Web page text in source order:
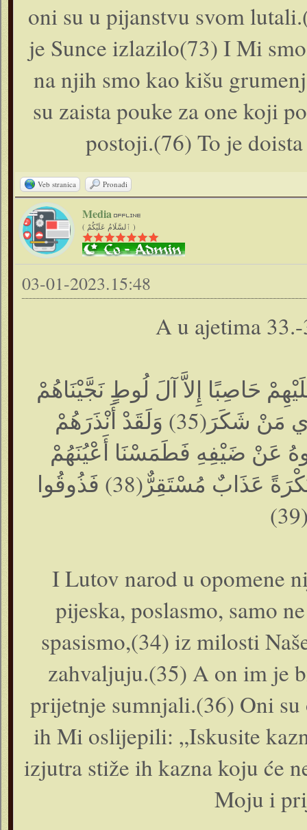
oni su u pijanstvu svom
je Sunce izlazilo(73) I Mi
na njih smo kao kišu
su zaista pouke za one koji
postoji.(76) To je
Veb stranica Pronađi
Media
( ٱلسَّلَامُ عَلَيْكُمْ )
03-01-2023.15:48
A u ajetima
إِنَّا أَرْسَلْنَا عَلَيْهِمْ حَاصِبًا إِلاَّ آلَ لُوطٍ نَجَّيْنَاهُمْ
بِسَحَرٍ(34) نِعْمَةً مِنْ عِنْدِنَا كَذَلِكَ نَجْزِي مَنْ شَكَرَ(35) وَلَقَدْ أَنْذَرَهُمْ
وَلَقَدْ رَاوَدُوهُ عَنْ ضَيْفِهِ فَطَمَسْنَا أَعْيُنَهُمْ
فَذُوقُوا عَذَابِي وَنُذُرِ(37) وَلَقَدْ صَبَّحَهُمْ بُكْرَةً عَذَابٌ مُسْتَقِرٌّ(38) فَذُوقُوا
I Lutov narod u opomene
pijeska, poslasmo, samo
spasismo,(34) iz milosti
zahvaljuju.(35) A on im je
prijetnje sumnjali.(36) Oni su
ih Mi oslijepili: „Iskusite
izjutra stiže ih kazna koju će
Moju i